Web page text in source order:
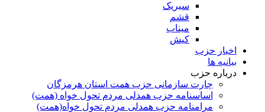
سیریک
قشم
میناب
کیش
اخبار حزب
بیانیه ها
درباره حزب
چارت سازمانی حزب همت استان هرمزگان
اساسنامه حزب همدلی مردم تحول خواه (همت)
مرامنامه حزب همدلی مردم تحول خواه(همت)